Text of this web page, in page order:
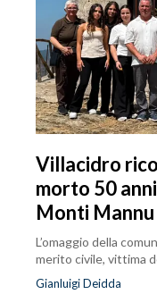
Villacidro
morto 50
Monti Mannu
L’omaggio della
merito civile, vittima
Gianluigi Deidda